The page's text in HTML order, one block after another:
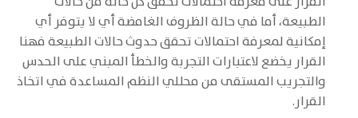
الطبيعة، أما في حالة الظروف الغامضة أي لا يتوفر أي
إمكانية لمعرفة احتمالات تحقق حدوث حالات الطبيعة فهنا
القرار يخضع لاعتبارات التجربة والخطأ المبني على الحدس
والتجريب المستقى من محللي النظم المساعدة في اتخاذ
القرار.